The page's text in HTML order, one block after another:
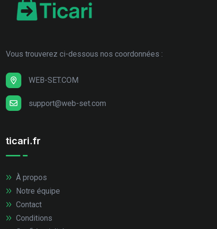
Vous trouverez ci-dessous nos coordonnées :
WEB-SET.COM
support@web-set.com
ticari.fr
À propos
Notre équipe
Contact
Conditions